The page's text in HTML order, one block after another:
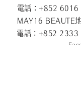
電話：+852
MAY16 BEAUTE地
電話：+852